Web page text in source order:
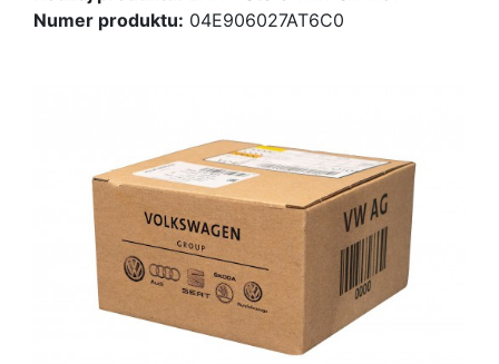
Numer produktu: 04E906027AT6C0